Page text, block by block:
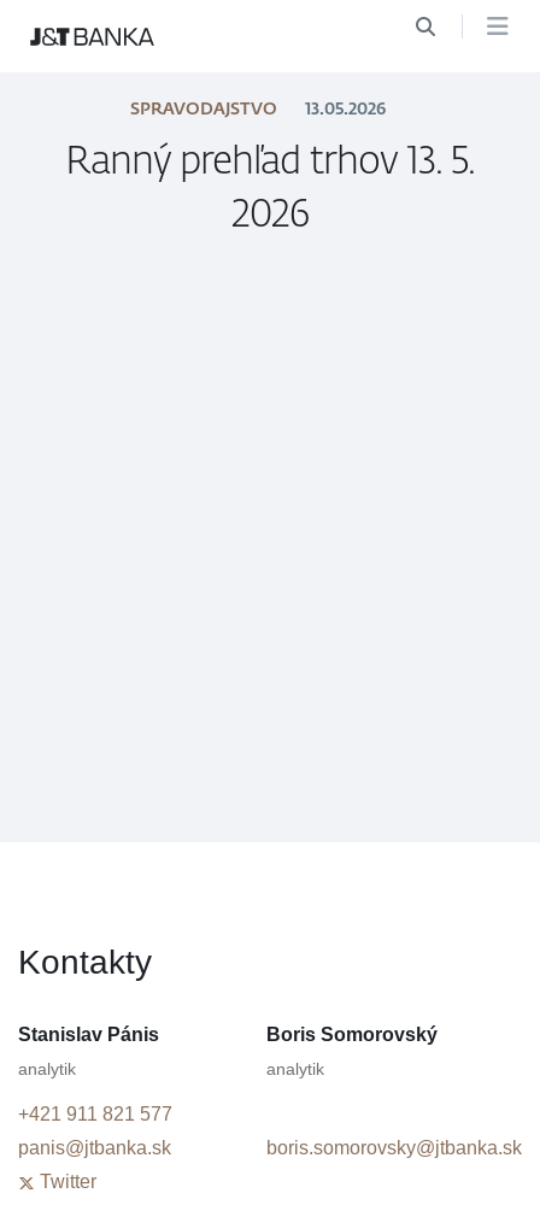
SPRAVODAJSTVO 13.05.2026
Ranný prehľad trhov 13. 5.
2026
Kontakty
Stanislav Pánis
analytik
+421 911 821 577
panis@jtbanka.sk
Twitter
Boris Somorovský
analytik
boris.somorovsky@jtbanka.sk